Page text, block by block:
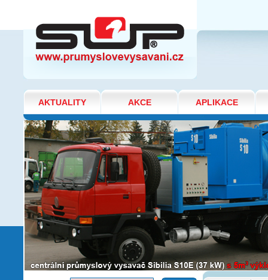
APLIKACE
AKCE
AKTUALITY